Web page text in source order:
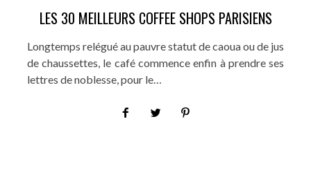
LES 30 MEILLEURS COFFEE SHOPS PARISIENS
Longtemps relégué au pauvre statut de caoua ou de jus
de chaussettes, le café commence enfin à prendre ses
lettres de noblesse, pour le…